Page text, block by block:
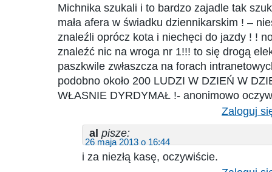
Michnika szukali i to bardzo zajadle tak
mała afera w świadku dziennikarskim ! –
znaleźli oprócz kota i niechęci do jazdy ! !
znaleźć nic na wroga nr 1!!! to się drogą
paszkwile zwłaszcza na forach
podobno około 200 LUDZI W DZIEŃ W
WŁASNIE DYRDYMAŁ !- anonimowo
Zaloguj
al pisze:
26 maja 2013 o 16:44
i za niezłą kasę, oczywiście.